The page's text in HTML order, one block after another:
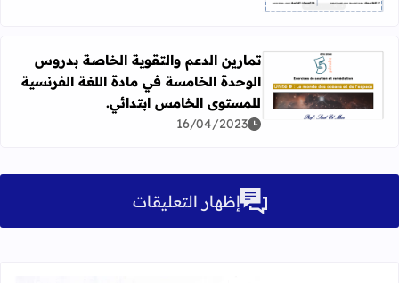
اقرأ المزيد عن تمارين الدعم والتقوية الخاصة بدروس
تمارين الدعم والتقوية الخاصة بدروس
الوحدة الخامسة في مادة اللغة الفرنسية
للمستوى الخامس ابتدائي.
16/04/2023
إظهار التعليقات